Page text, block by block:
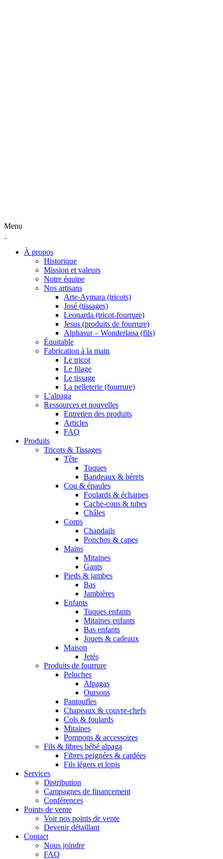
Menu
À propos
Historique
Mission et valeurs
Notre équipe
Nos artisans
Arte-Aymara (tricots)
José (tissages)
Leonarda (tricot-fourrure)
Jesus (produits de fourrure)
Alphasur – Wonderlana (fils)
Équitable
Fabrication à la main
Le tricot
Le filage
Le tissage
La pelleterie (fourrure)
L’alpaga
Ressources et nouvelles
Entretien des produits
Articles
FAQ
Produits
Tricots & Tissages
Tête
Tuques
Bandeaux & bérets
Cou & épaules
Foulards & écharpes
Cache-cous & tubes
Châles
Corps
Chandails
Ponchos & capes
Mains
Mitaines
Gants
Pieds & jambes
Bas
Jambières
Enfants
Tuques enfants
Mitaines enfants
Bas enfants
Jouets & cadeaux
Maison
Jetés
Produits de fourrure
Peluches
Alpagas
Oursons
Pantoufles
Chapeaux & couvre-chefs
Cols & foulards
Mitaines
Pompons & accessoires
Fils & fibres bébé alpaga
Fibres peignées & cardées
Fils légers et lopis
Services
Distribution
Campagnes de financement
Conférences
Points de vente
Voir nos points de vente
Devenir détaillant
Contact
Nous joindre
FAQ